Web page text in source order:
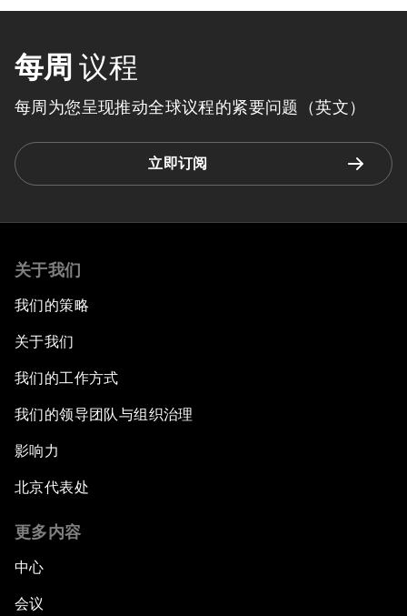
每周 议程
每周为您呈现推动全球议程的紧要问题（英文）
立即订阅
关于我们
我们的策略
关于我们
我们的工作方式
我们的领导团队与组织治理
影响力
北京代表处
更多内容
中心
会议